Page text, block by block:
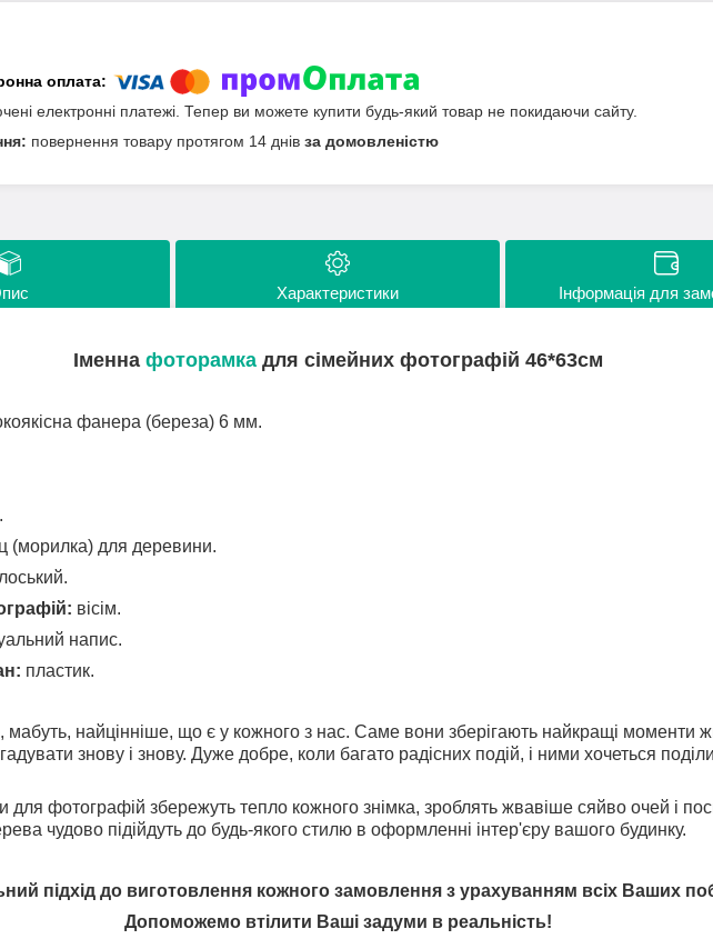
електронні платежі. Тепер ви можете купити будь-який товар не покидаючи сайту.
повернення товару протягом 14 днів за домовленістю
Характеристики Інформація для
Іменна фоторамкадля сімейних фотографій 46*63см
фанера (береза) 6 мм.
(морилка) для деревини.
вісім.
напис.
пластик.
мабуть, найцінніше, що є у кожного з нас. Саме вони зберігають найкращі моменти
знову і знову. Дуже добре, коли багато радісних подій, і ними хочеться
для фотографій збережуть тепло кожного знімка, зроблять жвавіше сяйво очей і
чудово підійдуть до будь-якого стилю в оформленні інтер'єру вашого будинку.
підхід до виготовлення кожного замовлення з урахуванням всіх Ваших
Допоможемо втілити Ваші задуми в реальність!